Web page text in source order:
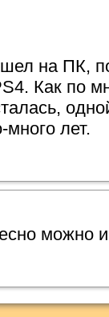
на ПК,
Как по
много лет.
можно